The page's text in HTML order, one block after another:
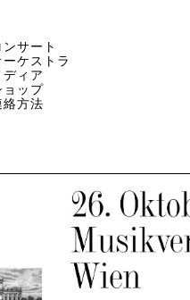
ンサート
ーケストラ
ディア
ョップ
絡方法